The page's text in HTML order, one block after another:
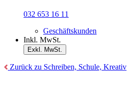
032 653 16 11
Geschäftskunden
Inkl. MwSt.
Exkl. MwSt.
Zurück zu Schreiben, Schule, Kreativ